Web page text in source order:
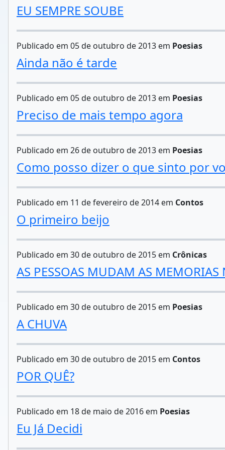
EU SEMPRE SOUBE
Publicado em 05 de outubro de 2013 em Poesias
Ainda não é tarde
Publicado em 05 de outubro de 2013 em Poesias
Preciso de mais tempo agora
Publicado em 26 de outubro de 2013 em Poesias
Como posso dizer o que sinto por
Publicado em 11 de fevereiro de 2014 em Contos
O primeiro beijo
Publicado em 30 de outubro de 2015 em Crônicas
AS PESSOAS MUDAM AS MEMORIAS
Publicado em 30 de outubro de 2015 em Poesias
A CHUVA
Publicado em 30 de outubro de 2015 em Contos
POR QUÊ?
Publicado em 18 de maio de 2016 em Poesias
Eu Já Decidi